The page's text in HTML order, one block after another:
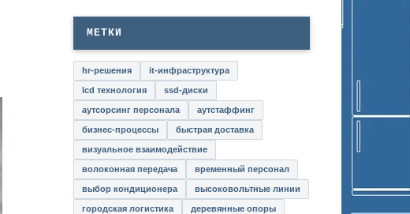
МЕТКИ
hr-решения it-инфраструктура
lcd технология ssd-диски
аутсорсинг персонала аутстаффинг
бизнес-процессы быстрая доставка
визуальное взаимодействие
волоконная передача временный персонал
выбор кондиционера высоковольтные линии
городская логистика деревянные опоры